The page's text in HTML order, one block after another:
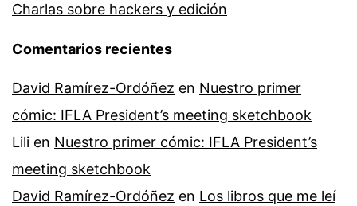
Charlas sobre hackers y edición
Comentarios recientes
David Ramírez-Ordóñez en Nuestro primer
cómic: IFLA President’s meeting sketchbook
Lili en Nuestro primer cómic: IFLA President’s
meeting sketchbook
David Ramírez-Ordóñez en Los libros que me leí